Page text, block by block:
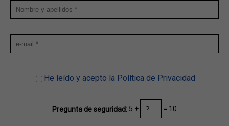
He leído y acepto la Política de Privacidad
Pregunta de seguridad: 5 + = 10